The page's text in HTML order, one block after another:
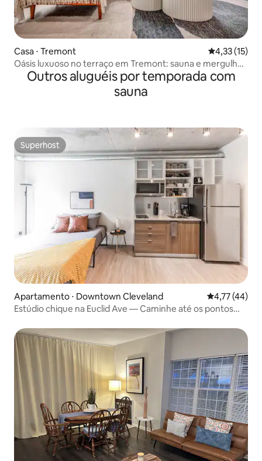
Casa ⋅ Tremont 4,33 de uma
4,33 (15)
Oásis luxuoso no terraço em Tremont: sauna e mergulho
frioOutros aluguéis por temporada com
sauna
Superhost
Superhost
Apartamento ⋅ Downtown Cleveland 4,77 de uma
4,77 (44)
Estúdio chique na Euclid Ave — Caminhe até os pontos